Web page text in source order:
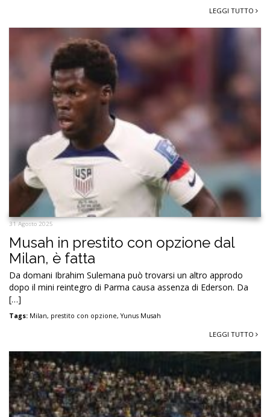
LEGGI TUTTO
31 Agosto 2025
Musah in prestito con opzione dal
Milan, è fatta
Da domani Ibrahim Sulemana può trovarsi un altro approdo
dopo il mini reintegro di Parma causa assenza di Ederson. Da
[…]
Tags: Milan, prestito con opzione,Yunus Musah
LEGGI TUTTO